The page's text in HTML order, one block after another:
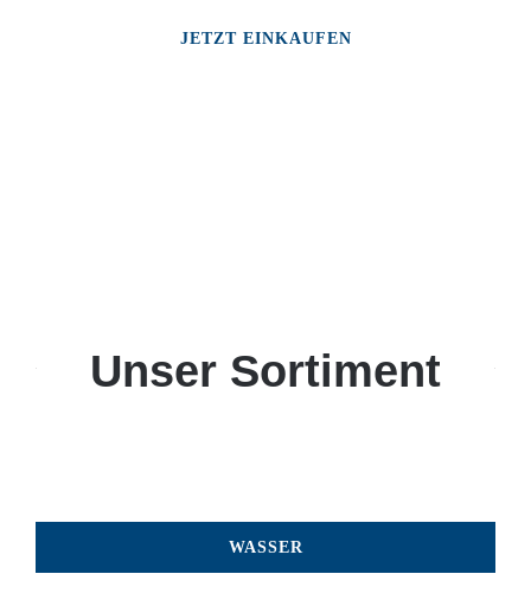
JETZT EINKAUFEN
Unser Sortiment
WASSER